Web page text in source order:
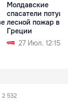
Молдавские
спасатели
лесной пожар в
Греции
27 Июл. 12:15
2 532